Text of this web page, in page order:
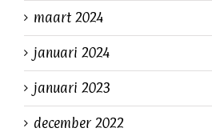
maart 2024
januari 2024
januari 2023
december 2022